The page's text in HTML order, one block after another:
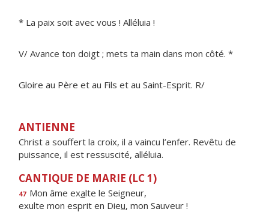
* La paix soit avec vous ! Alléluia !
V/ Avance ton doigt ; mets ta main dans mon côté. *
Gloire au Père et au Fils et au Saint-Esprit. R/
ANTIENNE
Christ a souffert la croix, il a vaincu l’enfer. Revêtu de
puissance, il est ressuscité, alléluia.
CANTIQUE DE MARIE (LC 1)
47 Mon âme exalte le Seigneur,
exulte mon esprit en Dieu, mon Sauveur !